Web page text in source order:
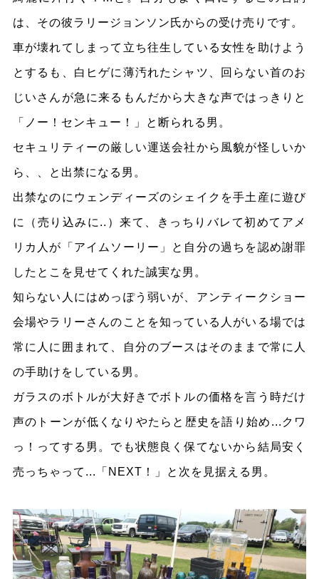
は、その彼ラリージョンソン氏からの受け売りです。
車が壊れてしまって立ち往生している女性を助けよう
とするも、白ヒゲに薄汚れたシャツ、回らない首のお
じいさんが急に来るもんだから大きな声ではっきりと
「ノー！センキュー！」と断られる男。
セキュリティーの厳しい運送会社から風貌が怪しいか
ら、、と出禁になる男。
出禁なのにウェンディーズのシェイクを手土産に遊び
に（売り込みに..）来て、きっちりバレて初めてアメ
リカ人が「アイムソーリー」と自分の過ちを認め謝罪
したとこを見せてくれた誠実な男。
知らない人にはめっぽう弱いが、アンティークショー
会場やラリーさんのことを知っている人がいる場では
常に人に囲まれて、自分のブースはそのままで常に人
の手助けをしている男。
ガラスのボトルが大好きでボトルの価格を言う時だけ
声のトーンが低くなりやたらと歴史を語り始め...クワ
っ！ってする男。でも状態良く保てないから結局安く
売っちゃって...「NEXT！」と次を見据える男。